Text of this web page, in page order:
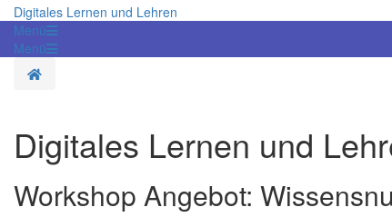
Digitales Lernen und Lehren
Menü
Menü
Startseite
Digitales Lernen und
Workshop Angebot: